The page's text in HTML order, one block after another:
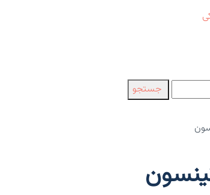
جستجو